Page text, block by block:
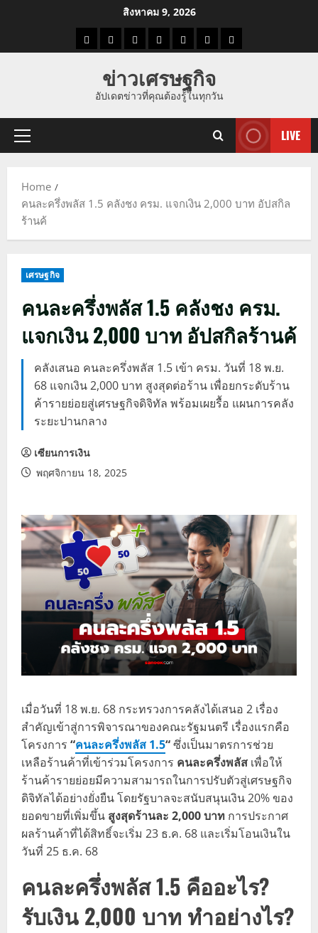
สิงหาคม 9, 2026
ราคาแนว
ราคา
ทอง
ข่าว
นี้
ข่าว
ดูด
ที่
ผู้ชาย
ข่าวเศรษฐกิจ
อัปเดตข่าวที่คุณต้องรู้ในทุกวัน
Primary
LIVE
Home
คนละครึ่งพลัส 1.5 คลังชง ครม. แจกเงิน 2,000 บาท อัปสกิล
ร้านค้
เศรษฐกิจ
คนละครึ่งพลัส 1.5 คลังชง ครม.
แจกเงิน 2,000 บาท อัปสกิลร้านค้
คลังเสนอ คนละครึ่งพลัส 1.5 เข้า ครม. วันที่ 18 พ.ย.
68 แจกเงิน 2,000 บาท สูงสุดต่อร้าน เพื่อยกระดับร้าน
ค้ารายย่อยสู่เศรษฐกิจดิจิทัล พร้อมเผยรื้อ แผนการคลัง
ระยะปานกลาง
เซียนการเงิน
พฤศจิกายน 18, 2025
เมื่อวันที่ 18 พ.ย. 68 กระทรวงการคลังได้เสนอ 2 เรื่อง
สำคัญเข้าสู่การพิจารณาของคณะรัฐมนตรี เรื่องแรกคือ
โครงการ “คนละครึ่งพลัส 1.5“ซึ่งเป็นมาตรการช่วย
เหลือร้านค้าที่เข้าร่วมโครงการ คนละครึ่งพลัส เพื่อให้
ร้านค้ารายย่อยมีความสามารถในการปรับตัวสู่เศรษฐกิจ
ดิจิทัลได้อย่างยั่งยืน โดยรัฐบาลจะสนับสนุนเงิน 20% ของ
ยอดขายที่เพิ่มขึ้น สูงสุดร้านละ 2,000 บาท การประกาศ
ผลร้านค้าที่ได้สิทธิ์จะเริ่ม 23 ธ.ค. 68 และเริ่มโอนเงินใน
วันที่ 25 ธ.ค. 68
คนละครึ่งพลัส 1.5 คืออะไร?
รับเงิน 2,000 บาท ทำอย่างไร?